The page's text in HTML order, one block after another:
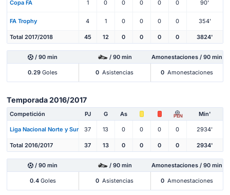
Copa FA 1 0 0 0 0 0 90'
FA Trophy 4 1 0 0 0 0 354'
Total 2017/2018 45 12 0 0 0 0 3824'
/ 90 min / 90 min Amonestaciones / 90 min
0.29 Goles 0 Asistencias 0 Amonestaciones
Temporada 2016/2017
Competición PJ G As PEN Min'
Liga Nacional Norte y Sur 37 13 0 0 0 0 2934'
Total 2016/2017 37 13 0 0 0 0 2934'
/ 90 min / 90 min Amonestaciones / 90 min
0.4Goles 0 Asistencias 0 Amonestaciones